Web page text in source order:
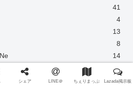
41
4
13
8
14
50
3
シェア LINE＠ ちぇりまっぷ Lazada掲示板